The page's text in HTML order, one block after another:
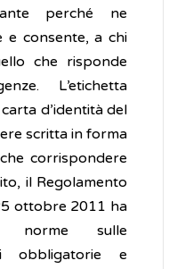
perché ne
e consente, a chi
che risponde
L’etichetta
d’identità del
scritta in forma
corrispondere
il Regolamento
ottobre 2011 ha
norme sulle
obbligatorie e